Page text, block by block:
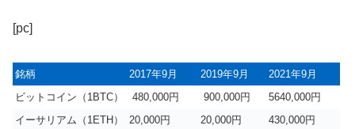
[pc]
銘柄 2017年9月 2019年9月
2021年9月
ビットコイン（1BTC）
480,000円 900,000円
5640,000円
イーサリアム（1ETH）
20,000円 20,000円
430,000円